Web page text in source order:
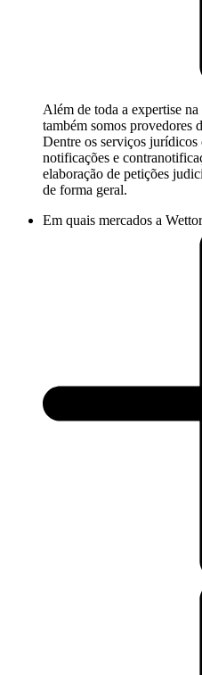
Além de toda a expertise
também somos provedores
Dentre os serviços jurídicos
notificações e
elaboração de petições
de forma geral.
Em quais mercados a